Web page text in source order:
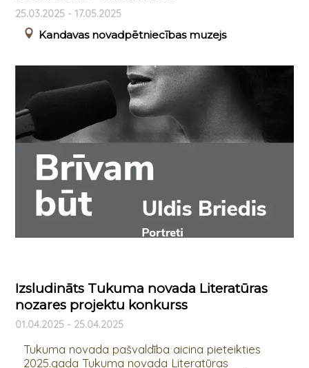
25.03.2025 - 17.05.2025
Kandavas novadpētniecības muzejs
Izsludināts Tukuma novada Literatūras
nozares projektu konkurss
01.04.2025 - 25.04.2025
Tukuma novada pašvaldība aicina pieteikties
2025.gada Tukuma novada Literatūras